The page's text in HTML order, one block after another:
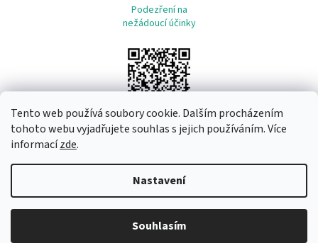
Tento web používá soubory cookie. Dalším procházením
tohoto webu vyjadřujete souhlas s jejich používáním. Více
informacízde.
Nastavení
Souhlasím
Podezření na
nežádoucí účinky
Copyright 2026Remeda. Všechna práva vyhrazena.Upravit
nastavení cookies